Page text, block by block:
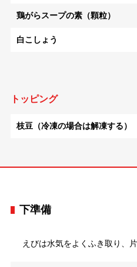
鶏がらスープの素（顆粒）
白こしょう
トッピング
枝豆（冷凍の場合は解凍する）
下準備
えびは水気をよくふき取り、